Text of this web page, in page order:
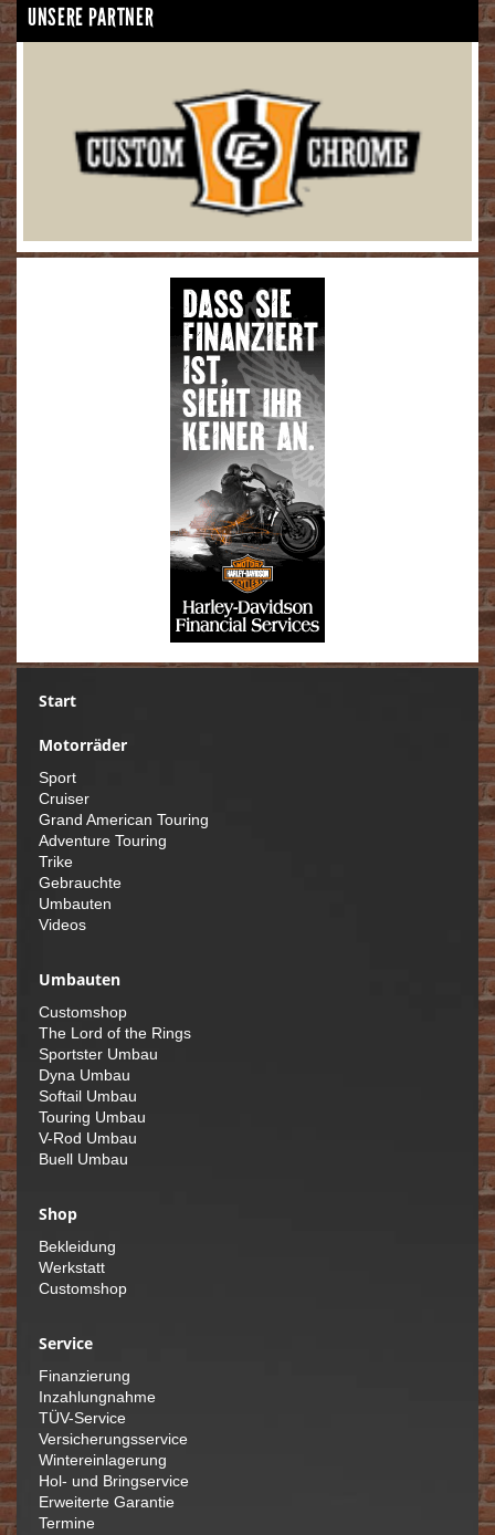
UNSERE PARTNER
Start
Motorräder
Sport
Cruiser
Grand American Touring
Adventure Touring
Trike
Gebrauchte
Umbauten
Videos
Umbauten
Customshop
The Lord of the Rings
Sportster Umbau
Dyna Umbau
Softail Umbau
Touring Umbau
V-Rod Umbau
Buell Umbau
Shop
Bekleidung
Werkstatt
Customshop
Service
Finanzierung
Inzahlungnahme
TÜV-Service
Versicherungsservice
Wintereinlagerung
Hol- und Bringservice
Erweiterte Garantie
Termine